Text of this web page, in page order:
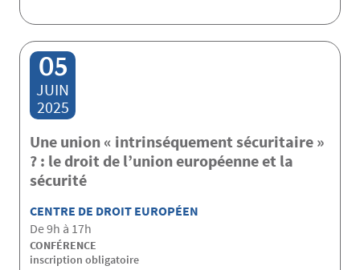
05
JUIN
2025
Une union « intrinséquement sécuritaire »
? : le droit de l’union européenne et la
sécurité
CENTRE DE DROIT EUROPÉEN
De 9h à 17h
CONFÉRENCE
inscription obligatoire